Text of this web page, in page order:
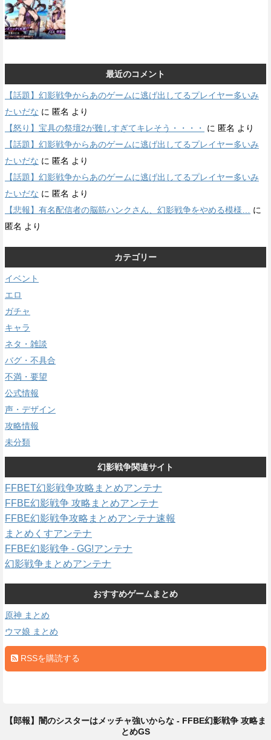
最近のコメント
【話題】幻影戦争からあのゲームに逃げ出してるプレイヤー多いみ
たいだな に 匿名 より
【怒り】宝具の祭壇2が難しすぎてキレそう・・・・
に 匿名 より
【話題】幻影戦争からあのゲームに逃げ出してるプレイヤー多いみ
たいだな に 匿名 より
【話題】幻影戦争からあのゲームに逃げ出してるプレイヤー多いみ
たいだな に 匿名 より
【悲報】有名配信者の脳筋ハンクさん、幻影戦争をやめる模様…
に
匿名 より
カテゴリー
イベント
エロ
ガチャ
キャラ
ネタ・雑談
バグ・不具合
不満・要望
公式情報
声・デザイン
攻略情報
未分類
幻影戦争関連サイト
FFBET幻影戦争攻略まとめアンテナ
FFBE幻影戦争 攻略まとめアンテナ
FFBE幻影戦争攻略まとめアンテナ速報
まとめくすアンテナ
FFBE幻影戦争 - GG!アンテナ
幻影戦争まとめアンテナ
おすすめゲームまとめ
原神 まとめ
ウマ娘 まとめ
RSSを購読する
【郎報】闇のシスターはメッチャ強いからな - FFBE幻影戦争 攻略ま
とめGS